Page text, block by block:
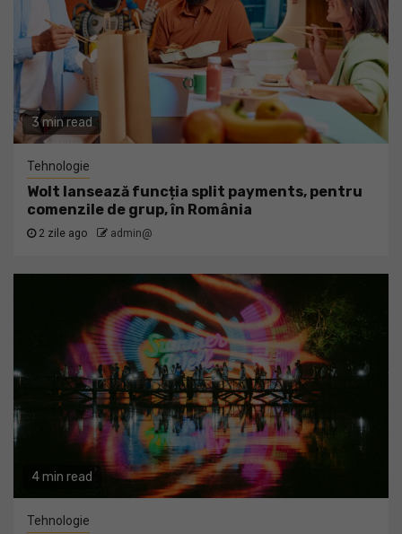
3 min read
Tehnologie
Wolt lansează funcția split payments, pentru
comenzile de grup, în România
2 zile ago admin@
4 min read
Tehnologie